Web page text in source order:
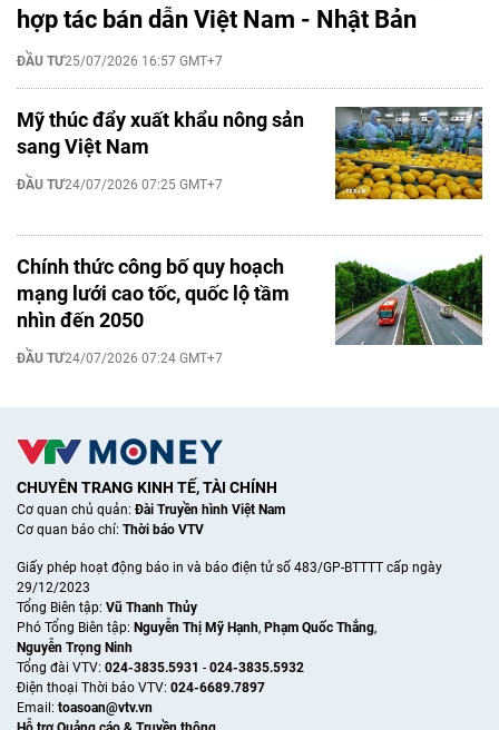
hợp tác bán dẫn Việt Nam - Nhật Bản
ĐẦU TƯ25/07/2026 16:57 GMT+7
Mỹ thúc đẩy xuất khẩu nông sản
sang Việt Nam
ĐẦU TƯ24/07/2026 07:25 GMT+7
Chính thức công bố quy hoạch
mạng lưới cao tốc, quốc lộ tầm
nhìn đến 2050
ĐẦU TƯ24/07/2026 07:24 GMT+7
CHUYÊN TRANG KINH TẾ, TÀI CHÍNH
Cơ quan chủ quản:Đài Truyền hình Việt Nam
Cơ quan báo chí: Thời báo VTV
Giấy phép hoạt động báo in và báo điện tử số 483/GP-BTTTT cấp ngày
29/12/2023
Tổng Biên tập: Vũ Thanh Thủy
Phó Tổng Biên tập: Nguyễn Thị Mỹ Hạnh, Phạm Quốc Thắng,
Nguyễn Trọng Ninh
Tổng đài VTV: 024-3835.5931 - 024-3835.5932
Ðiện thoại Thời báo VTV: 024-6689.7897
Email: toasoan@vtv.vn